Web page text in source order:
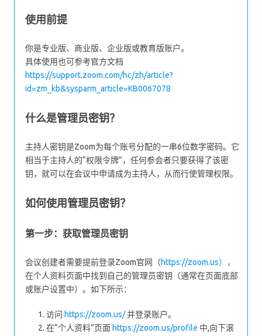
使用前提
你是专业版、商业版、企业版或教育版账户。
具体使用也可参考官方文档
https://support.zoom.com/hc/zh/article?
id=zm_kb&sysparm_article=KB0067078
什么是管理员密钥？
主持人密钥是Zoom为每个账号分配的一串6位数字密码。它
相当于主持人的“权限令牌”，任何参会者只要获得了该密
钥，就可以在会议中申请成为主持人，从而行使管理权限。
如何使用管理员密钥？
第一步：获取管理员密钥
会议创建者需要提前登录Zoom官网（https://zoom.us），
在个人资料页面中找到自己的管理员密钥（通常在页面底部
或账户设置中）。如下所示：
访问 https://zoom.us/并登录账户。
在“个人资料”页面 https://zoom.us/profile 中,向下滚